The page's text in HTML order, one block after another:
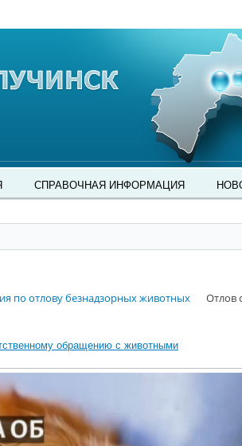
СПРАВОЧНАЯ ИНФОРМАЦИЯ
по отлову безнадзорных животных Отлов
обращению с животными